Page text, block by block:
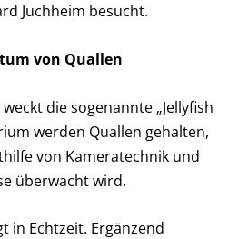
Juchheim besucht.
von Quallen
die sogenannte „Jellyfish
werden Quallen gehalten,
von Kameratechnik und
überwacht wird.
in Echtzeit. Ergänzend